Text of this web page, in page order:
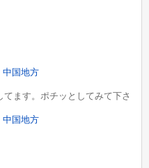
ます。ポチッとしてみて下さ